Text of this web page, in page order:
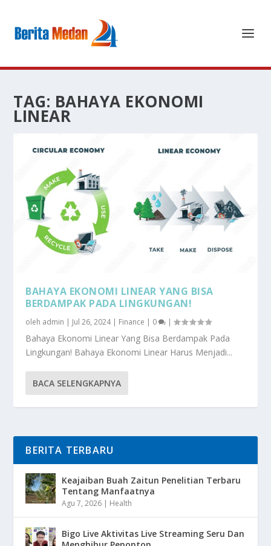
TAG: BAHAYA EKONOMI
LINEAR
BAHAYA EKONOMI LINEAR YANG BISA
BERDAMPAK PADA LINGKUNGAN!
oleh admin | Jul 26, 2024| Finance | 0 |
Bahaya Ekonomi Linear Yang Bisa Berdampak Pada
Lingkungan! Bahaya Ekonomi Linear Harus Menjadi...
BACA SELENGKAPNYA
BERITA TERBARU
Keajaiban Buah Zaitun Penelitian Terbaru
Tentang Manfaatnya
Agu 7, 2026 | Health
Bigo Live Aktivitas Live Streaming Seru Dan